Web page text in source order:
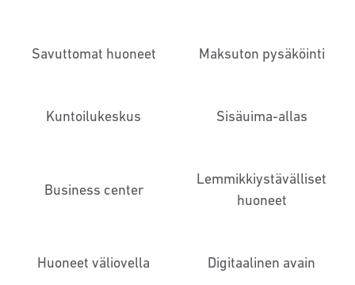
Savuttomat huoneet Maksuton pysäköinti
Kuntoilukeskus Sisäuima-allas
Business center
Lemmikkiystävälliset
huoneet
Huoneet väliovella Digitaalinen avain